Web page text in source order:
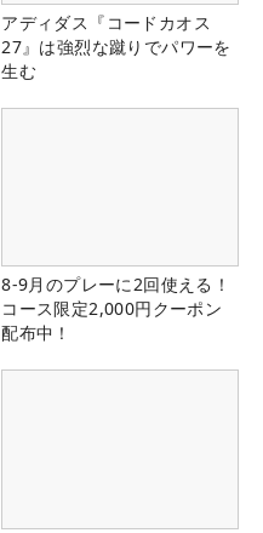
アディダス『コードカオス
27』は強烈な蹴りでパワーを
生む
8-9月のプレーに2回使える！
コース限定2,000円クーポン
配布中！